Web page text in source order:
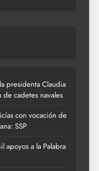
presidenta Claudia
cadetes navales
con vocación de
SSP
apoyos a la Palabra